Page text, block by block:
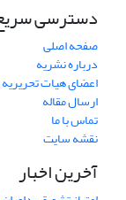
دسترسی
صفحه اصلی
درباره نشریه
اعضای هیات تحریریه
ارسال مقاله
تماس با ما
نقشه سایت
آخرین اخبار